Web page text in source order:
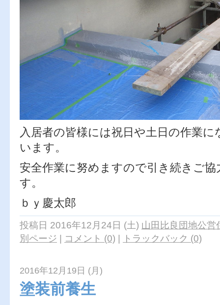
入居者の皆様には祝日や土日の作業
います。
安全作業に努めますので引き続きご
す。
ｂｙ慶太郎
投稿日 2016年12月24日 (土) 山田比良団地公営
別ページ | コメント (0) | トラックバック (0)
2016年12月19日 (月)
塗装前養生